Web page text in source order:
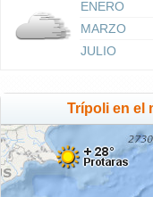
ENERO
MARZO
JULIO
Trípoli en el